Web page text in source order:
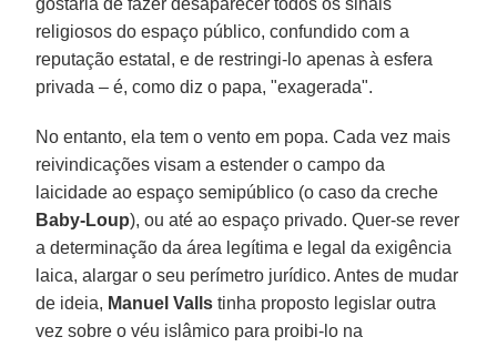
religiosos do espaço público, confundido com a
reputação estatal, e de restringi-lo apenas à esfera
privada – é, como diz o papa, "exagerada".
No entanto, ela tem o vento em popa. Cada vez mais
reivindicações visam a estender o campo da
laicidade ao espaço semipúblico (o caso da creche
Baby-Loup), ou até ao espaço privado. Quer-se rever
a determinação da área legítima e legal da exigência
laica, alargar o seu perímetro jurídico. Antes de mudar
de ideia, Manuel Valls tinha proposto legislar outra
vez sobre o véu islâmico para proibi-lo na